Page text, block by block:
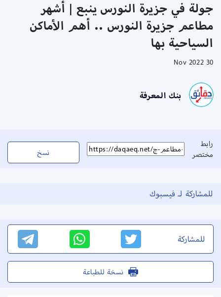
جولة في جزيرة النورس ينبع | أشهر
مطاعم جزيرة النورس .. أهم الأماكن
السياحية بها
30 Nov 2022
بنك المعرفة
رابط
مختصر
نسخ
للمشاركة لـ فيسبوك
للمشاركة
نسخة للطباعة